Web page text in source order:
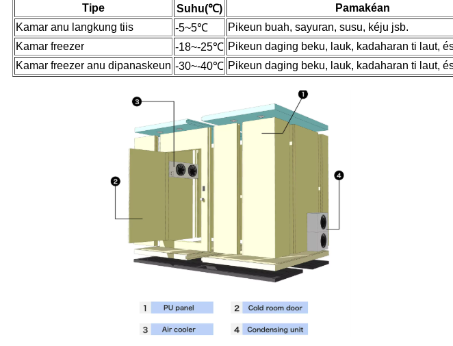
Tipe
Suhu(℃) Pamakéan
Kamar anu langkung tiis
-5~5℃ Pikeun buah, sayuran, susu, kéju jsb.
Kamar freezer
-18~-25℃ Pikeun daging beku, lauk, kadaharan ti laut,
Kamar freezer anu dipanaskeun -30~-40℃ Pikeun daging beku, lauk, kadaharan ti laut,